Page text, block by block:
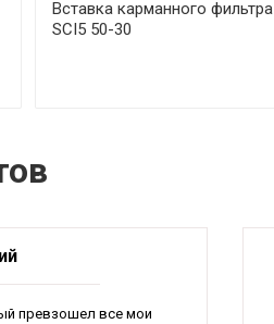
Вставка карманного фильтра
SCI5 50-30
превзошел все мои